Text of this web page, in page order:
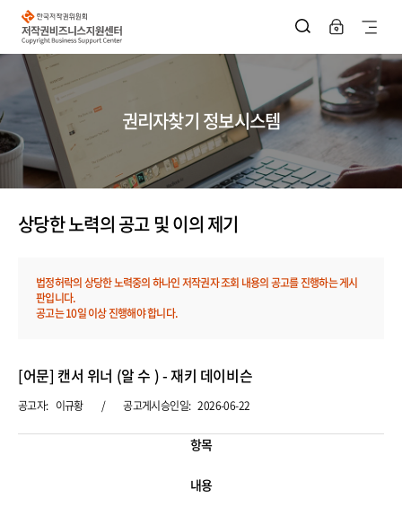
한
국
저
작
권
위
회
권
비
즈
니
스
원
센
사
이
트
지
도
열
권리자찾기 정보시스템
상당한 노력의 공고 및 이의 제기
법정허락의 상당한 노력중의 하나인 저작권자 조회 내용의 공고를 진행하는 게시
판입니다.
공고는 10일 이상 진행해야 합니다.
상
당
한
노
의
[어문] 캔서 위너 (알 수 ) - 재키 데이비슨
공고자: 이규황 / 공고게시승인일: 2026-06-22
저 항목
내용